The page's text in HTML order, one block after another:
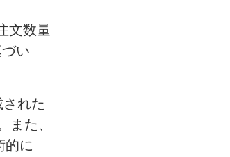
文数量
い
れた
た、
的に